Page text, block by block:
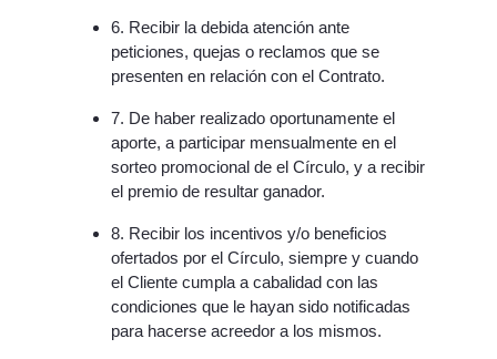
6. Recibir la debida atención ante
peticiones, quejas o reclamos que se
presenten en relación con el Contrato.
7. De haber realizado oportunamente el
aporte, a participar mensualmente en el
sorteo promocional de el Círculo, y a recibir
el premio de resultar ganador.
8. Recibir los incentivos y/o beneficios
ofertados por el Círculo, siempre y cuando
el Cliente cumpla a cabalidad con las
condiciones que le hayan sido notificadas
para hacerse acreedor a los mismos.